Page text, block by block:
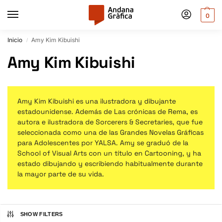
0
Inicio / Amy Kim Kibuishi
Amy Kim Kibuishi
Amy Kim Kibuishi es una ilustradora y dibujante
estadounidense. Además de Las crónicas de Rema, es
autora e ilustradora de Sorcerers & Secretaries, que fue
seleccionada como una de las Grandes Novelas Gráficas
para Adolescentes por YALSA. Amy se graduó de la
School of Visual Arts con un título en Cartooning, y ha
estado dibujando y escribiendo habitualmente durante
la mayor parte de su vida.
SHOW FILTERS